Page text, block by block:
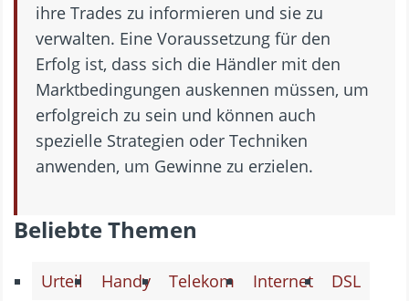
ihre Trades zu informieren und sie zu
verwalten. Eine Voraussetzung für den
Erfolg ist, dass sich die Händler mit den
Marktbedingungen auskennen müssen, um
erfolgreich zu sein und können auch
spezielle Strategien oder Techniken
anwenden, um Gewinne zu erzielen.
Beliebte Themen
Urteil Handy Telekom Internet
DSL